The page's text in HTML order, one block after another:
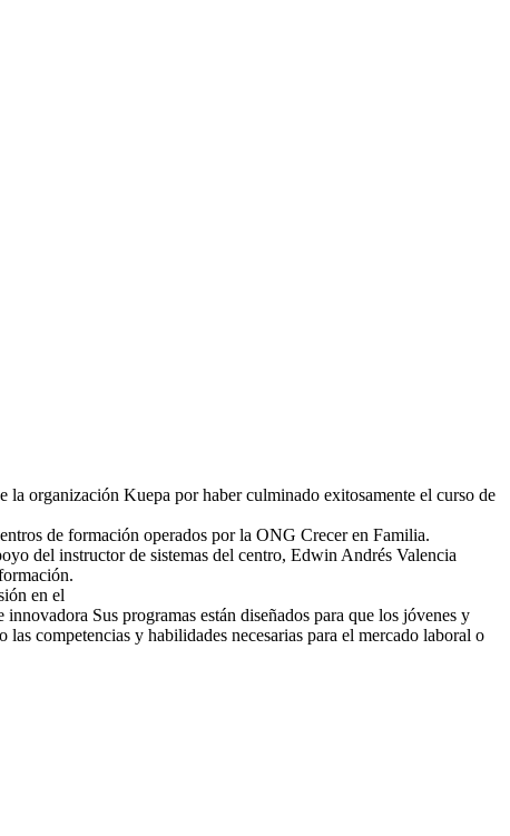
organización Kuepa por haber culminado exitosamente el curso de
de formación operados por la ONG Crecer en Familia.
del instructor de sistemas del centro, Edwin Andrés Valencia
en el
Sus programas están diseñados para que los jóvenes y
competencias y habilidades necesarias para el mercado laboral o